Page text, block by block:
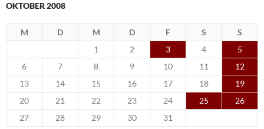
OKTOBER 2008
M D M D F S
S
1
2 3 4
5
6
7 8 9 10 11
12
13
14 15 16 17 18
19
20
21 22 23 24 25
26
27
28 29 30
31